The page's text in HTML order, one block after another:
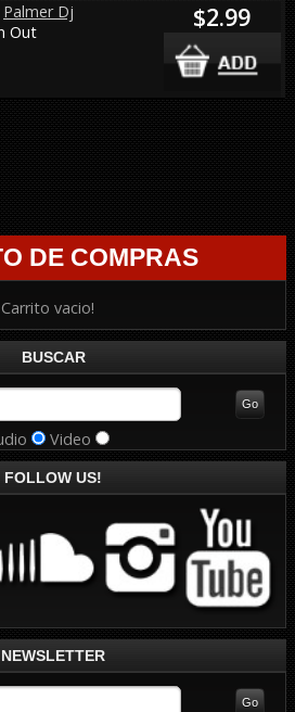
Palmer Dj
Out
$2.99
DE COMPRAS
Carrito vacio!
BUSCAR
Video
FOLLOW US!
NEWSLETTER